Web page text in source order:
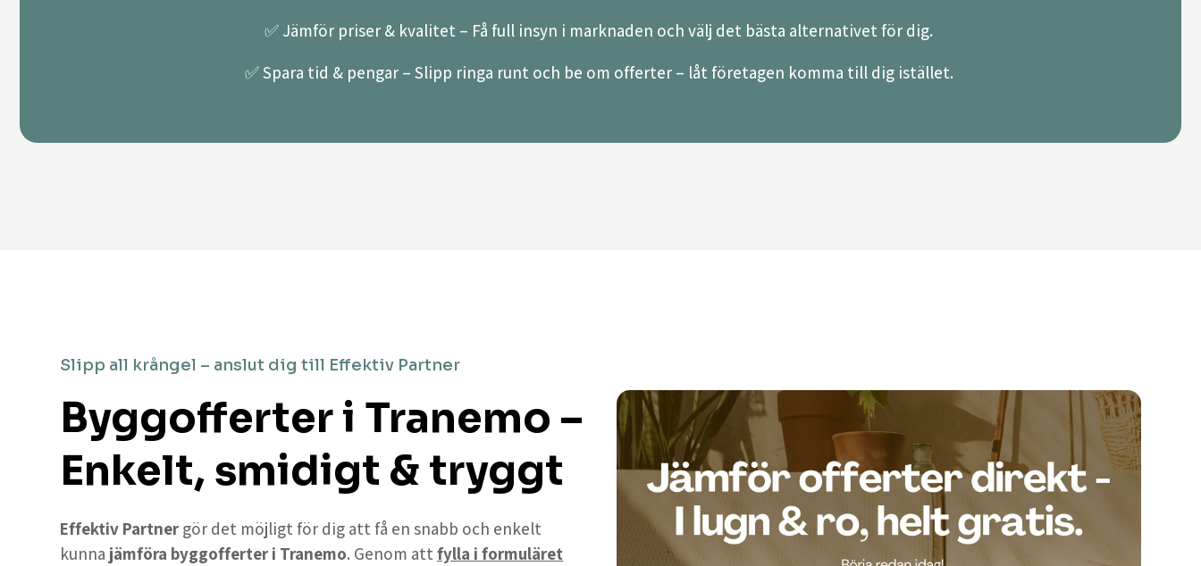
✅ Jämför priser & kvalitet – Få full insyn i marknaden och välj det bästa alternativet för dig.
✅ Spara tid & pengar – Slipp ringa runt och be om offerter – låt företagen komma till dig istället.
Slipp all krångel – anslut dig till Effektiv Partner
Byggofferter i Tranemo –
Enkelt, smidigt & tryggt
Effektiv Partner gör det möjligt för dig att få en snabb och enkelt
kunna jämföra byggofferter i Tranemo. Genom attfylla i formuläret